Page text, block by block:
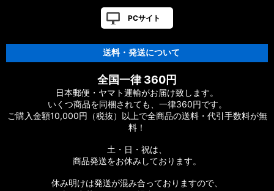
PCサイト
送料・発送について
全国一律 360円
日本郵便・ヤマト運輸がお届け致します。
いくつ商品を同梱されても、一律360円です。
ご購入金額10,000円（税抜）以上で全商品の送料・代引手数料が無
料！
土・日・祝は、
商品発送をお休みしております。
休み明けは発送が混み合っておりますので、